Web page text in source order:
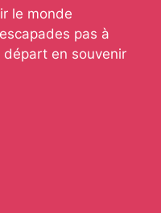
le monde
pas à
en souvenir